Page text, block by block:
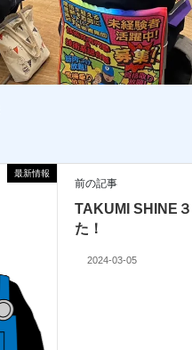
最新情報
前の記事
TAKUMI SHINE
た！
2024-03-05